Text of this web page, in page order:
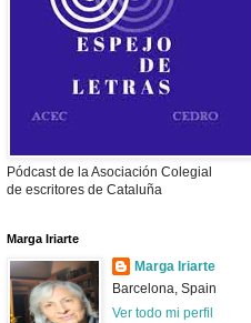
Pódcast de la Asociación Colegial
de escritores de Cataluña
Marga Iriarte
Marga Iriarte
Barcelona, Spain
Ver todo mi perfil